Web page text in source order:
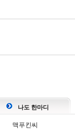
나도 한마디
맥푸킨씨